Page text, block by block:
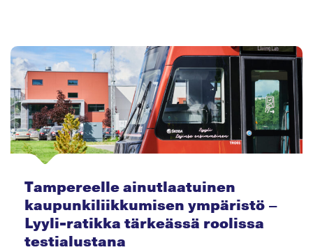
Tampereelle ainutlaatuinen
kaupunkiliikkumisen ympäristö –
Lyyli-ratikka tärkeässä roolissa
testialustana